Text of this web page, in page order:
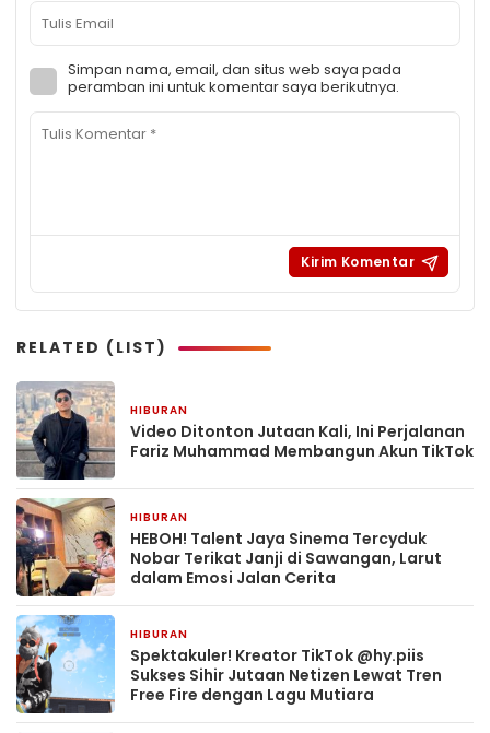
Simpan nama, email, dan situs web saya pada
peramban ini untuk komentar saya berikutnya.
RELATED (LIST)
HIBURAN
Video Ditonton Jutaan Kali, Ini Perjalanan
Fariz Muhammad Membangun Akun TikTok
HIBURAN
HEBOH! Talent Jaya Sinema Tercyduk
Nobar Terikat Janji di Sawangan, Larut
dalam Emosi Jalan Cerita
HIBURAN
Spektakuler! Kreator TikTok @hy.piis
Sukses Sihir Jutaan Netizen Lewat Tren
Free Fire dengan Lagu Mutiara